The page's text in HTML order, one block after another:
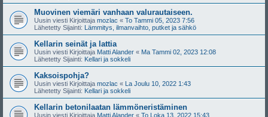
Muovinen viemäri vanhaan valurautaiseen.
Uusin viesti Kirjoittaja mozlac « To Tammi 05, 2023 7:56
Lähetetty Sijainti: Lämmitys, ilmanvaihto, putket ja sähkö
Kellarin seinät ja lattia
Uusin viesti Kirjoittaja Matti Alander « Ma Tammi 02, 2023 12:08
Lähetetty Sijainti: Kellari ja sokkeli
Kaksoispohja?
Uusin viesti Kirjoittaja mozlac « La Joulu 10, 2022 1:43
Lähetetty Sijainti: Kellari ja sokkeli
Kellarin betonilaatan lämmöneristäminen
Uusin viesti Kirjoittaja Matti Alander « To Loka 13, 2022 15:43